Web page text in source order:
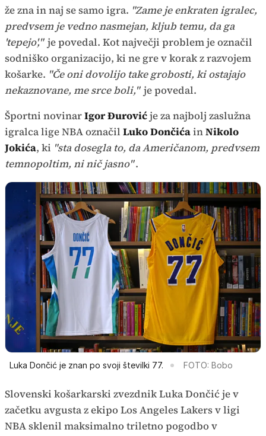
že zna in naj se samo igra. "Zame je enkraten igralec,
predvsem je vedno nasmejan, kljub temu, da ga
'tepejo'," je povedal. Kot največji problem je označil
sodniško organizacijo, ki ne gre v korak z razvojem
košarke. "Če oni dovolijo take grobosti, ki ostajajo
nekaznovane, me srce boli," je povedal.
Športni novinarIgor Đurovićje za najbolj zaslužna
igralca lige NBA označil Luko DončićainNikolo
Jokića, ki "sta dosegla to, da Američanom, predvsem
temnopoltim, ni nič jasno".
Luka Dončić je znan po svoji številki 77. FOTO: Bobo
Slovenski košarkarski zvezdnik Luka Dončić je v
začetku avgusta z ekipo Los Angeles Lakers v ligi
NBA sklenil maksimalno triletno pogodbo v